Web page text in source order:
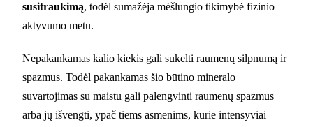
susitraukimą, todėl sumažėja mėšlungio tikimybė fizinio
aktyvumo metu.
Nepakankamas kalio kiekis gali sukelti raumenų silpnumą ir
spazmus. Todėl pakankamas šio būtino mineralo
suvartojimas su maistu gali palengvinti raumenų spazmus
arba jų išvengti, ypač tiems asmenims, kurie intensyviai